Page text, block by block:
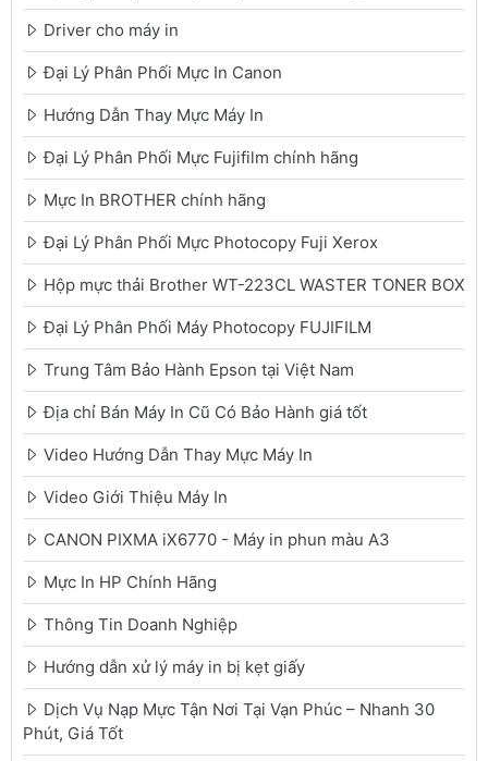
Driver cho máy in
Đại Lý Phân Phối Mực In Canon
Hướng Dẫn Thay Mực Máy In
Đại Lý Phân Phối Mực Fujifilm chính hãng
Mực In BROTHER chính hãng
Đại Lý Phân Phối Mực Photocopy Fuji Xerox
Hộp mực thải Brother WT-223CL WASTER TONER BOX
Đại Lý Phân Phối Máy Photocopy FUJIFILM
Trung Tâm Bảo Hành Epson tại Việt Nam
Địa chỉ Bán Máy In Cũ Có Bảo Hành giá tốt
Video Hướng Dẫn Thay Mực Máy In
Video Giới Thiệu Máy In
CANON PIXMA iX6770 - Máy in phun màu A3
Mực In HP Chính Hãng
Thông Tin Doanh Nghiệp
Hướng dẫn xử lý máy in bị kẹt giấy
Dịch Vụ Nạp Mực Tận Nơi Tại Vạn Phúc – Nhanh 30
Phút, Giá Tốt